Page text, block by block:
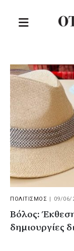
ΠΟΛΙΤΙΣΜΟΣ 09/06/
Βόλος:
δημιουργίες